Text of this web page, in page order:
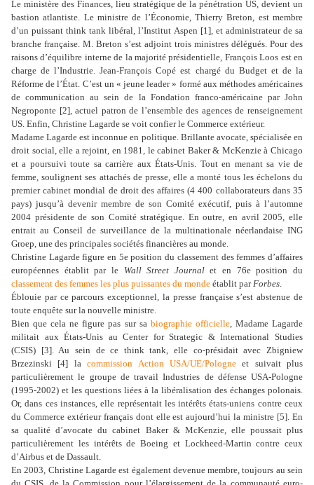
Le ministère des Finances, lieu stratégique de la pénétration US, devient un
bastion atlantiste. Le ministre de l’Économie, Thierry Breton, est membre
d’un puissant think tank libéral, l’Institut Aspen [1], et administrateur de sa
branche française. M. Breton s’est adjoint trois ministres délégués. Pour des
raisons d’équilibre interne de la majorité présidentielle, François Loos est en
charge de l’Industrie. Jean-François Copé est chargé du Budget et de la
Réforme de l’État. C’est un « jeune leader » formé aux méthodes américaines
de communication au sein de la Fondation franco-américaine par John
Negroponte [2], actuel patron de l’ensemble des agences de renseignement
US. Enfin, Christine Lagarde se voit confier le Commerce extérieur.
Madame Lagarde est inconnue en politique. Brillante avocate, spécialisée en
droit social, elle a rejoint, en 1981, le cabinet Baker & McKenzie à Chicago
et a poursuivi toute sa carrière aux États-Unis. Tout en menant sa vie de
femme, soulignent ses attachés de presse, elle a monté tous les échelons du
premier cabinet mondial de droit des affaires (4 400 collaborateurs dans 35
pays) jusqu’à devenir membre de son Comité exécutif, puis à l’automne
2004 présidente de son Comité stratégique. En outre, en avril 2005, elle
entrait au Conseil de surveillance de la multinationale néerlandaise ING
Groep, une des principales sociétés financières au monde.
Christine Lagarde figure en 5e position du classement des femmes d’affaires
européennes établit par le Wall Street Journalet en 76e position du
classement des femmes les plus puissantes du monde établit parForbes.
Éblouie par ce parcours exceptionnel, la presse française s’est abstenue de
toute enquête sur la nouvelle ministre.
Bien que cela ne figure pas sur sa biographie officielle, Madame Lagarde
militait aux États-Unis au Center for Strategic & International Studies
(CSIS) [3]. Au sein de ce think tank, elle co-présidait avec Zbigniew
Brzezinski [4] lacommission Action USA/UE/Pologneet suivait plus
particulièrement le groupe de travail Industries de défense USA-Pologne
(1995-2002) et les questions liées à la libéralisation des échanges polonais.
Or, dans ces instances, elle représentait les intérêts états-uniens contre ceux
du Commerce extérieur français dont elle est aujourd’hui la ministre [5]. En
sa qualité d’avocate du cabinet Baker & McKenzie, elle poussait plus
particulièrement les intérêts de Boeing et Lockheed-Martin contre ceux
d’Airbus et de Dassault.
En 2003, Christine Lagarde est également devenue membre, toujours au sein